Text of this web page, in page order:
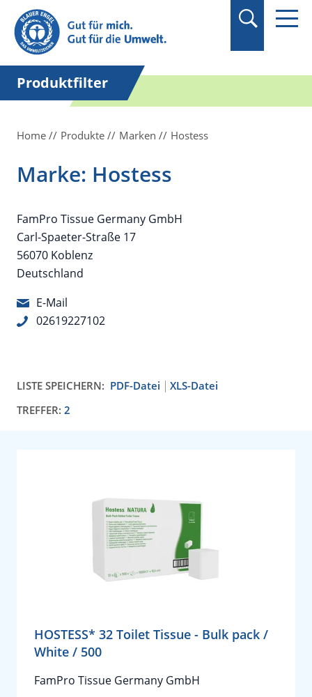
Suchbegriff in
Anführungszeichen
setzen.
Produktfilter
Home Produkte Marken Hostess
Marke: Hostess
FamPro Tissue Germany GmbH
Carl-Spaeter-Straße 17
56070 Koblenz
Deutschland
E-Mail
02619227102
LISTE SPEICHERN: PDF-Datei
XLS-Datei
TREFFER: 2
HOSTESS* 32 Toilet Tissue - Bulk pack /
White / 500
FamPro Tissue Germany GmbH